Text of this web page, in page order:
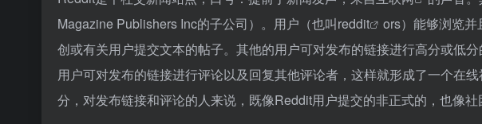
Magazine Publishers Inc的子公司）。用户（也叫reddit
ors）能够浏览
创或有关用户提交文本的帖子。其他的用户可对发布的链接进行高分或低
用户可对发布的链接进行评论以及回复其他评论者，这样就形成了一个在
分，对发布链接和评论的人来说，既像Reddit用户提交的非正式的，也像社